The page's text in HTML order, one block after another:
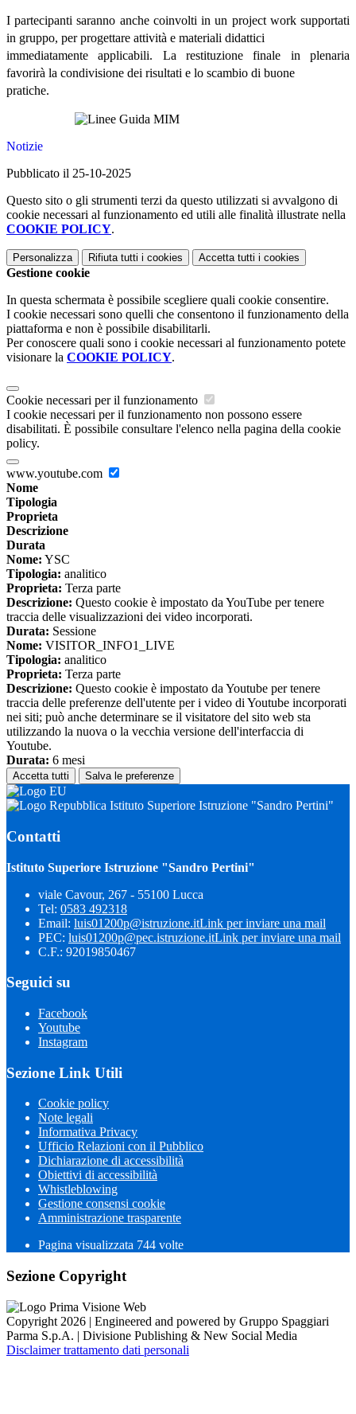
I partecipanti saranno anche coinvolti in un project work supportati
in gruppo, per progettare attività e materiali didattici
immediatamente applicabili. La restituzione finale in plenaria
favorirà la condivisione dei risultati e lo scambio di buone
pratiche.
Notizie
Pubblicato il 25-10-2025
Questo sito o gli strumenti terzi da questo utilizzati si avvalgono di
cookie necessari al funzionamento ed utili alle finalità illustrate nella
COOKIE POLICY.
Personalizza Rifiuta tutti i cookies Accetta tutti i cookies
Gestione cookie
In questa schermata è possibile scegliere quali cookie consentire.
I cookie necessari sono quelli che consentono il funzionamento della
piattaforma e non è possibile disabilitarli.
Per conoscere quali sono i cookie necessari al funzionamento potete
visionare la COOKIE POLICY.
Cookie necessari per il funzionamento
I cookie necessari per il funzionamento non possono essere
disabilitati. È possibile consultare l'elenco nella pagina della cookie
policy.
www.youtube.com
Nome
Tipologia
Proprieta
Descrizione
Durata
Nome: YSC
Tipologia: analitico
Proprieta: Terza parte
Descrizione: Questo cookie è impostato da YouTube per tenere
traccia delle visualizzazioni dei video incorporati.
Durata: Sessione
Nome: VISITOR_INFO1_LIVE
Tipologia: analitico
Proprieta: Terza parte
Descrizione: Questo cookie è impostato da Youtube per tenere
traccia delle preferenze dell'utente per i video di Youtube incorporati
nei siti; può anche determinare se il visitatore del sito web sta
utilizzando la nuova o la vecchia versione dell'interfaccia di
Youtube.
Durata: 6 mesi
Accetta tutti Salva le preferenze
Istituto Superiore Istruzione "Sandro Pertini"
Contatti
Istituto Superiore Istruzione "Sandro Pertini"
viale Cavour, 267 - 55100 Lucca
Tel: 0583 492318
Email: luis01200p@istruzione.itLink per inviare una mail
PEC: luis01200p@pec.istruzione.itLink per inviare una mail
C.F.: 92019850467
Seguici su
Facebook
Youtube
Instagram
Sezione Link Utili
Cookie policy
Note legali
Informativa Privacy
Ufficio Relazioni con il Pubblico
Dichiarazione di accessibilità
Obiettivi di accessibilità
Whistleblowing
Gestione consensi cookie
Amministrazione trasparente
Pagina visualizzata 744 volte
Sezione Copyright
Copyright 2026 | Engineered and powered by Gruppo Spaggiari
Parma S.p.A. | Divisione Publishing & New Social Media
Disclaimer trattamento dati personali